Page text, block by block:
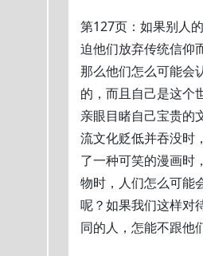
第127页：如果别人
迫他们放弃传统信仰
那么他们怎么可能会
的，而且自己是这个
亲眼目睹自己宝贵的
流文化贬低并吞没时
了一种可笑的漫画时
物时，人们怎么可能
呢？如果我们这样对
同的人，怎能不跟他